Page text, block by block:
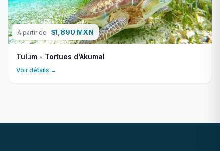
À partir de $1,890 MXN
Tulum - Tortues d'Akumal
Voir détails →